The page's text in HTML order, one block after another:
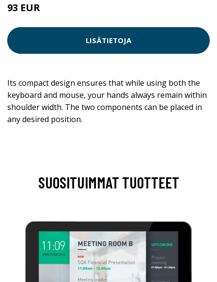
93 EUR
LISÄTIETOJA
Its compact design ensures that while using both the
keyboard and mouse, your hands always remain within
shoulder width. The two components can be placed in
any desired position.
SUOSITUIMMAT TUOTTEET